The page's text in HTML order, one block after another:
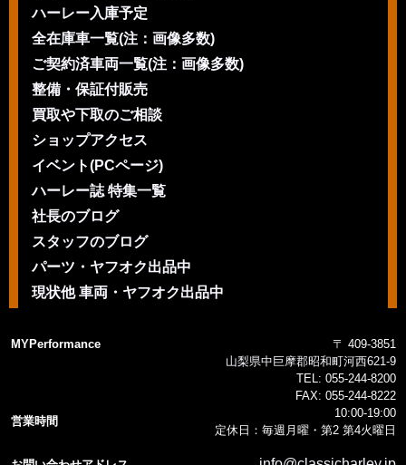
ハーレー入庫予定
全在庫車一覧(注：画像多数)
ご契約済車両一覧(注：画像多数)
整備・保証付販売
買取や下取のご相談
ショップアクセス
イベント(PCページ)
ハーレー誌 特集一覧
社長のブログ
スタッフのブログ
パーツ・ヤフオク出品中
現状他 車両・ヤフオク出品中
MYPerformance
〒 409-3851
山梨県中巨摩郡昭和町河西621-9
TEL: 055-244-8200
FAX: 055-244-8222
営業時間
10:00-19:00
定休日：毎週月曜・第2 第4火曜日